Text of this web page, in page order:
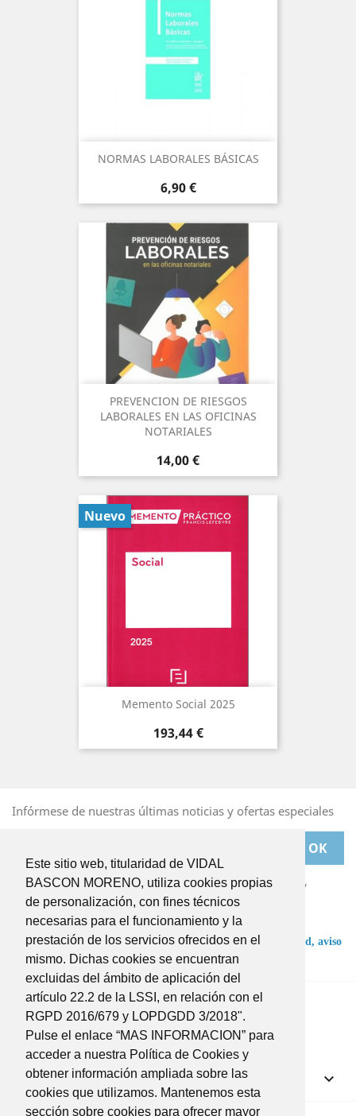
Este sitio web, titularidad de VIDAL
BASCON MORENO, utiliza cookies propias
de personalización, con fines técnicos
necesarias para el funcionamiento y la
prestación de los servicios ofrecidos en el
mismo. Dichas cookies se encuentran
excluidas del ámbito de aplicación del
artículo 22.2 de la LSSI, en relación con el
RGPD 2016/679 y LOPDGDD 3/2018".
Pulse el enlace “MAS INFORMACION” para
acceder a nuestra Política de Cookies y
obtener información ampliada sobre las
cookies que utilizamos. Mantenemos esta
sección sobre cookies para ofrecer mayor
NORMAS LABORALES BÁSICAS
Precio
6,90 €
PREVENCION DE RIESGOS
LABORALES EN LAS OFICINAS
NOTARIALES
Precio
14,00 €
Memento Social 2025
Precio
193,44 €
Nuevo
Infórmese de nuestras últimas noticias y ofertas especiales
Puede darse de baja en cualquier momento. Para ello,
deberá dirigirse a
BASCONMORENO@BASCONMORENO.COM
He leído y acepto las condiciones de lapolítica de privacidad, aviso
legalytérminos y condiciones.
TwitterInstagram
Productos 